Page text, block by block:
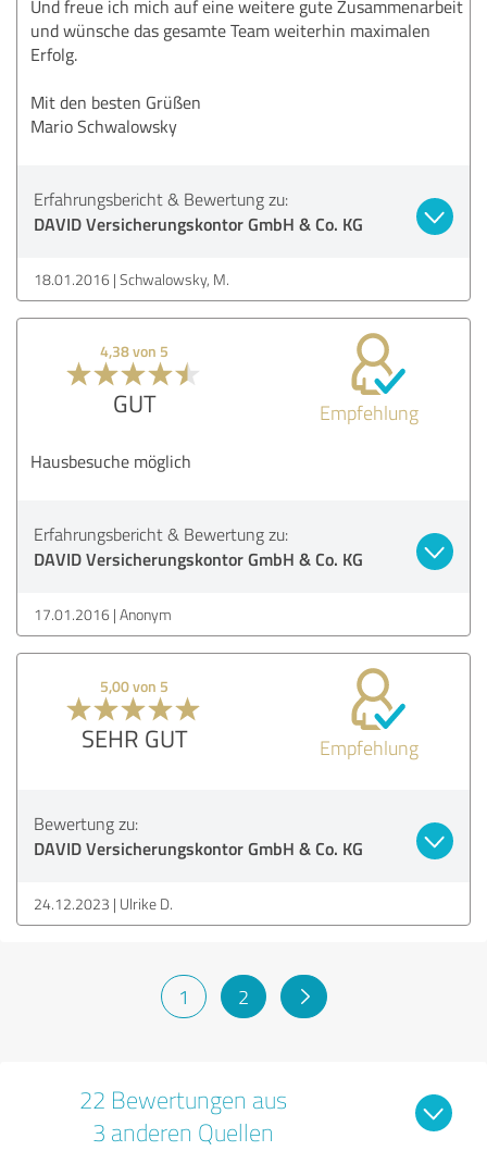
Und freue ich mich auf eine weitere gute Zusammenarbeit
und wünsche das gesamte Team weiterhin maximalen
Erfolg.
Mit den besten Grüßen
Mario Schwalowsky
Erfahrungsbericht & Bewertung zu:
DAVID Versicherungskontor GmbH & Co. KG
18.01.2016 Schwalowsky, M.
4,38 von 5
GUT Empfehlung
Hausbesuche möglich
Erfahrungsbericht & Bewertung zu:
DAVID Versicherungskontor GmbH & Co. KG
17.01.2016 Anonym
5,00 von 5
SEHR GUT Empfehlung
Bewertung zu:
DAVID Versicherungskontor GmbH & Co. KG
24.12.2023 Ulrike D.
1 2
22 Bewertungen aus
3 anderen Quellen